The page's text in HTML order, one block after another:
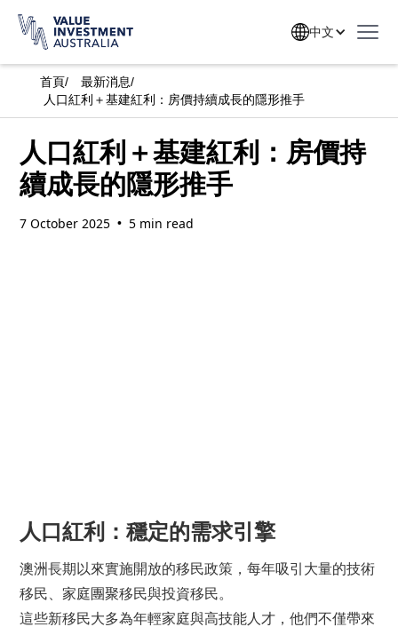
中文
首頁/ 最新消息/
人口紅利＋基建紅利：房價持續成長的隱形推手
人口紅利＋基建紅利：房價持
續成長的隱形推手
7 October 2025 • 5 min read
人口紅利：穩定的需求引擎
澳洲長期以來實施開放的移民政策，每年吸引大量的技術
移民、家庭團聚移民與投資移民。
這些新移民大多為年輕家庭與高技能人才，他們不僅帶來